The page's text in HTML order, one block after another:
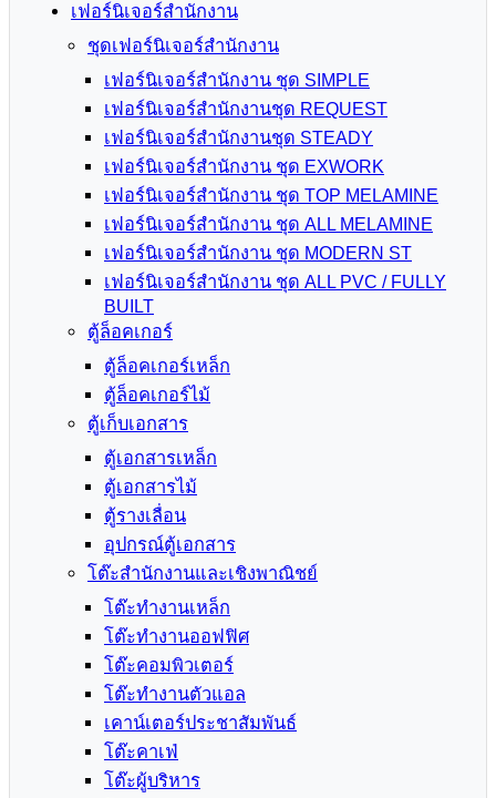
เฟอร์นิเจอร์สำนักงาน
ชุดเฟอร์นิเจอร์สำนักงาน
เฟอร์นิเจอร์สำนักงาน ชุด SIMPLE
เฟอร์นิเจอร์สำนักงานชุด REQUEST
เฟอร์นิเจอร์สำนักงานชุด STEADY
เฟอร์นิเจอร์สำนักงาน ชุด EXWORK
เฟอร์นิเจอร์สำนักงาน ชุด TOP MELAMINE
เฟอร์นิเจอร์สำนักงาน ชุด ALL MELAMINE
เฟอร์นิเจอร์สำนักงาน ชุด MODERN ST
เฟอร์นิเจอร์สำนักงาน ชุด ALL PVC / FULLY
BUILT
ตู้ล็อคเกอร์
ตู้ล็อคเกอร์เหล็ก
ตู้ล็อคเกอร์ไม้
ตู้เก็บเอกสาร
ตู้เอกสารเหล็ก
ตู้เอกสารไม้
ตู้รางเลื่อน
อุปกรณ์ตู้เอกสาร
โต๊ะสำนักงานและเชิงพาณิชย์
โต๊ะทำงานเหล็ก
โต๊ะทำงานออฟฟิศ
โต๊ะคอมพิวเตอร์
โต๊ะทำงานตัวแอล
เคาน์เตอร์ประชาสัมพันธ์
โต๊ะคาเฟ่
โต๊ะผู้บริหาร